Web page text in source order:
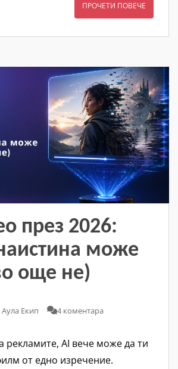
ПРОЧЕТИ ПОВЕЧЕ
през 2026:
може
още не)
Аула Екип 4 коментара
рекламите, AI вече може да ти
от едно изречение.